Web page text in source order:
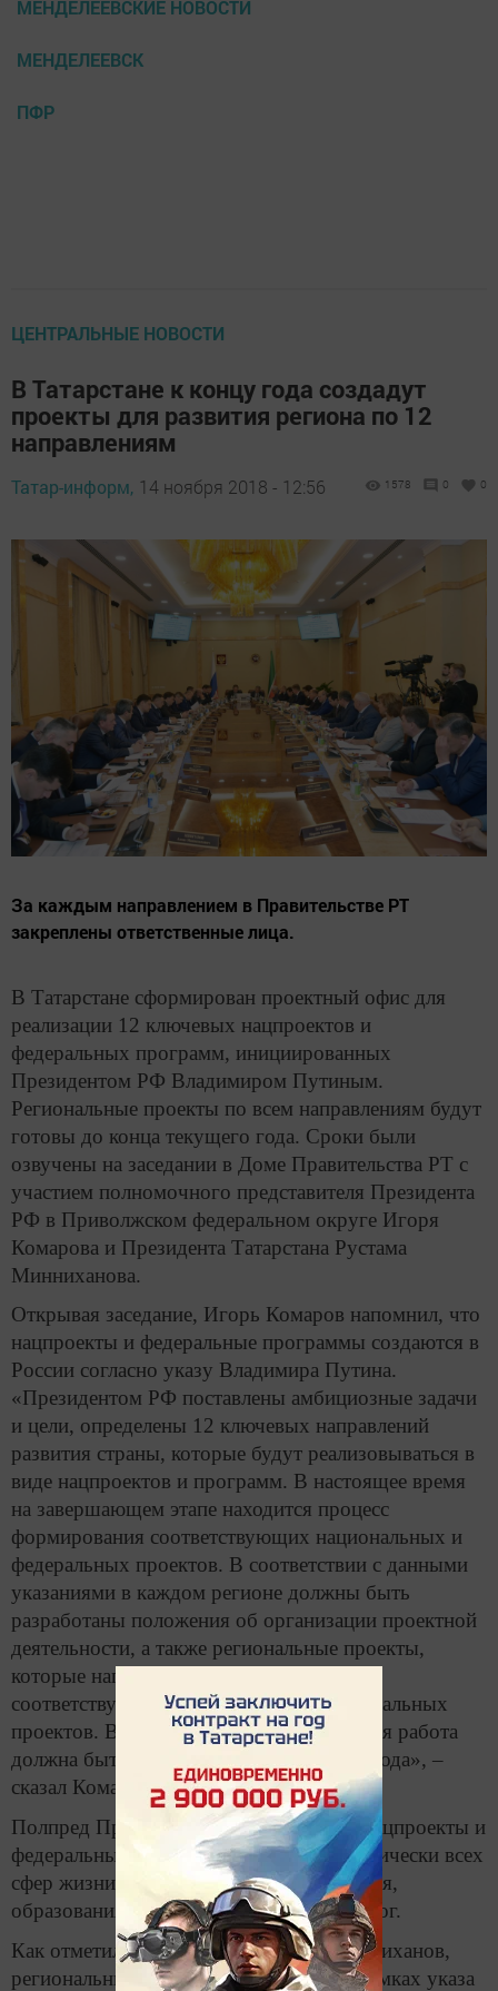
МЕНДЕЛЕЕВСКИЕ НОВОСТИ
МЕНДЕЛЕЕВСК
ПФР
ЦЕНТРАЛЬНЫЕ НОВОСТИ
В Татарстане к концу года создадут
проекты для развития региона по 12
направлениям
Татар-информ, 14 ноября 2018 - 12:56 1578 0 0
За каждым направлением в Правительстве РТ
закреплены ответственные лица.
В Татарстане сформирован проектный офис для
реализации 12 ключевых нацпроектов и
федеральных программ, инициированных
Президентом РФ Владимиром Путиным.
Региональные проекты по всем направлениям будут
готовы до конца текущего года. Сроки были
озвучены на заседании в Доме Правительства РТ с
участием полномочного представителя Президента
РФ в Приволжском федеральном округе Игоря
Комарова и Президента Татарстана Рустама
Минниханова.
Открывая заседание, Игорь Комаров напомнил, что
нацпроекты и федеральные программы создаются в
России согласно указу Владимира Путина.
«Президентом РФ поставлены амбициозные задачи
и цели, определены 12 ключевых направлений
развития страны, которые будут реализовываться в
виде нацпроектов и программ. В настоящее время
на завершающем этапе находится процесс
формирования соответствующих национальных и
федеральных проектов. В соответствии с данными
указаниями в каждом регионе должны быть
разработаны положения об организации проектной
деятельности, а также региональные проекты,
которые направлены на реализацию
соответствующих национальных и федеральных
проектов. Вся основная подготовительная работа
должна быть завершена до конца этого года», –
сказал Комаров.
Полпред Президента РФ уточнил, что нацпроекты и
федеральные программы касаются практически всех
сфер жизни, в том числе здравоохранения,
образования, строительства жилья и дорог.
Как отметил Президент РТ Рустам Минниханов,
региональные проекты в Татарстане в рамках указа